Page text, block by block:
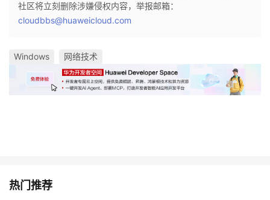
社区将立刻删除涉嫌侵权内容，举报邮箱：
cloudbbs@huaweicloud.com
Windows 网络技术
热门推荐